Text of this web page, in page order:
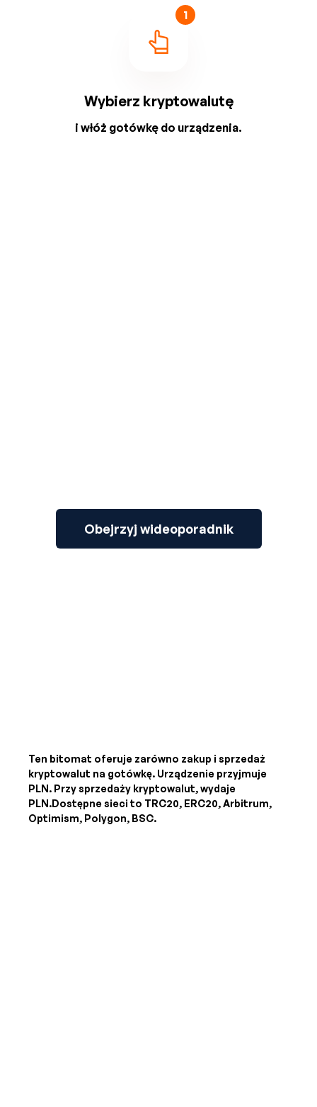
1
Wybierz kryptowalutę
i włóż gotówkę do urządzenia.
Obejrzyj wideoporadnik
Ten bitomat oferuje zarówno zakup i sprzedaż
kryptowalut na gotówkę. Urządzenie przyjmuje
PLN. Przy sprzedaży kryptowalut, wydaje
PLN.Dostępne sieci to TRC20, ERC20, Arbitrum,
Optimism, Polygon, BSC.